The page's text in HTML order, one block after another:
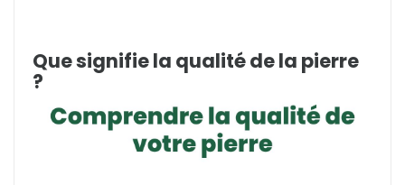
Que signifie la qualité de la pierre
?